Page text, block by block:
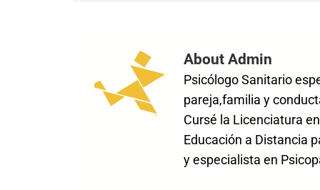
About Admin
Psicólogo Sanitario
pareja,familia y
Cursé la Licenciatura
Educación a Distancia
y especialista en